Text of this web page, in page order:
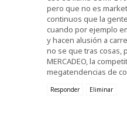
pero que no es
continuos que la
cuando por ejemplo
y hacen alusión a
no se que tras cosas,
MERCADEO, la
megatendencias de
Responder Eliminar